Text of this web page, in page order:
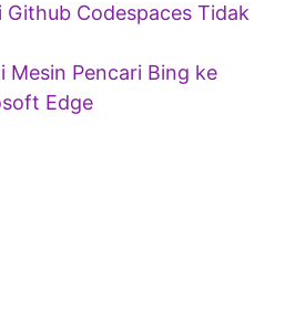
Github Codespaces Tidak
Mesin Pencari Bing ke
Edge